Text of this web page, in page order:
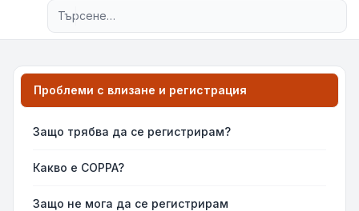
Проблеми с влизане и регистрация
Защо трябва да се регистрирам?
Какво е COPPA?
Защо не мога да се регистрирам